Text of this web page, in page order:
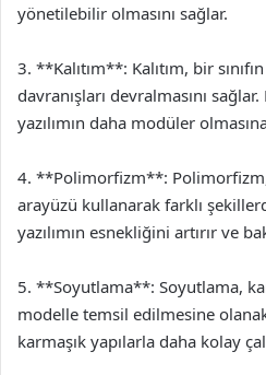
yönetilebilir olmasını sağlar.
3. **Kalıtım**: Kalıtım, bir
davranışları devralmasını
yazılımın daha modüler
4. **Polimorfizm**: Polimorfizm,
arayüzü kullanarak farklı
yazılımın esnekliğini artırır ve
5. **Soyutlama**: Soyutlama,
modelle temsil edilmesine
karmaşık yapılarla daha kolay